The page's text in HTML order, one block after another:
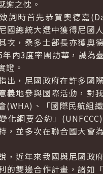
謝之忱。
時首先恭賀奧德嘉(
國總統大選中獲得尼國
次，桑多士部長亦獲奧
內3度率團訪華，誠為
證。
，尼國政府在許多國
義地參與國際活動，對
(WHA)、「國際民航組
化綱要公約」
，並多次在聯合國大會
近年來我國與尼國政
的雙邊合作計畫，諸如